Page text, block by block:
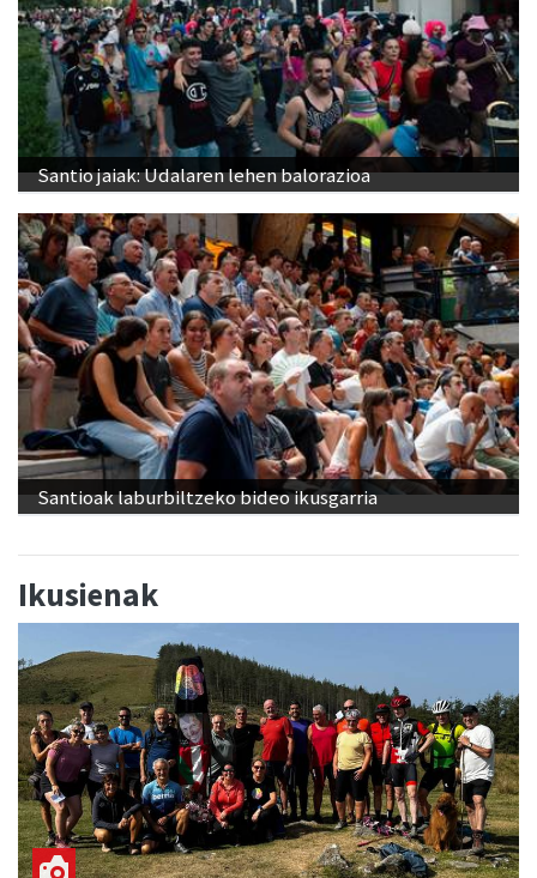
Santio jaiak: Udalaren lehen balorazioa
Santioak laburbiltzeko bideo ikusgarria
Ikusienak